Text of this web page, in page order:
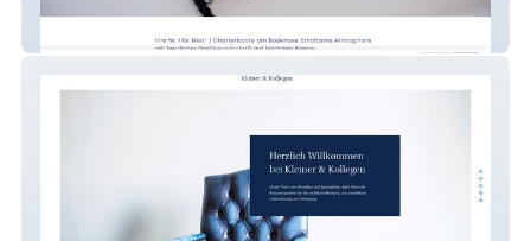
Bodenseefinest Finest Charter